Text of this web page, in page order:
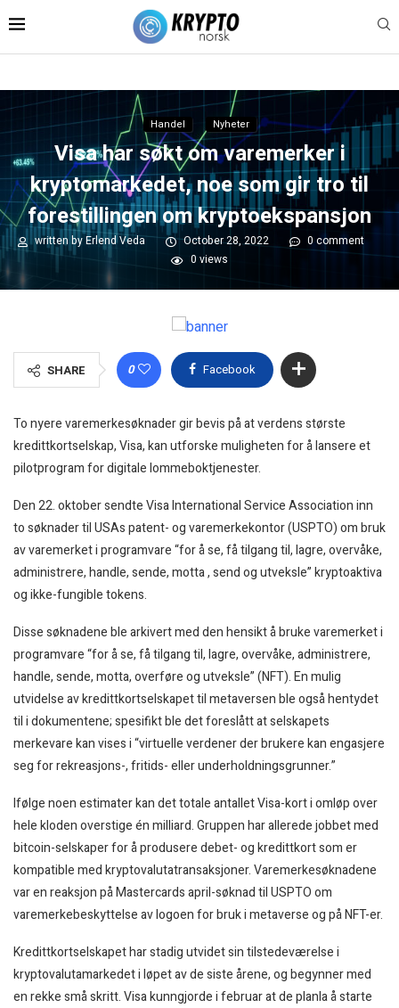
Handel Nyheter
Visa har søkt om varemerker i
kryptomarkedet, noe som gir tro til
forestillingen om kryptoekspansjon
written byErlend Veda October 28, 2022
0 comment
0 views
SHARE 0 Facebook
To nyere varemerkesøknader gir bevis på at verdens største
kredittkortselskap, Visa, kan utforske muligheten for å lansere et
pilotprogram for digitale lommeboktjenester.
Den 22. oktober sendte Visa International Service Association inn
to søknader til USAs patent- og varemerkekontor (USPTO) om bruk
av varemerket i programvare “for å se, få tilgang til, lagre, overvåke,
administrere, handle, sende, motta , send og utveksle” kryptoaktiva
og ikke-fungible tokens.
Disse søknadene ble arkivert med den hensikt å bruke varemerket i
programvare “for å se, få tilgang til, lagre, overvåke, administrere,
handle, sende, motta, overføre og utveksle” (NFT). En mulig
utvidelse av kredittkortselskapet til metaversen ble også hentydet
til i dokumentene; spesifikt ble det foreslått at selskapets
merkevare kan vises i “virtuelle verdener der brukere kan engasjere
seg for rekreasjons-, fritids- eller underholdningsgrunner.”
Ifølge noen estimater kan det totale antallet Visa-kort i omløp over
hele kloden overstige én milliard. Gruppen har allerede jobbet med
bitcoin-selskaper for å produsere debet- og kredittkort som er
kompatible med kryptovalutatransaksjoner. Varemerkesøknadene
var en reaksjon på Mastercards april-søknad til USPTO om
varemerkebeskyttelse av logoen for bruk i metaverse og på NFT-er.
Kredittkortselskapet har stadig utvidet sin tilstedeværelse i
kryptovalutamarkedet i løpet av de siste årene, og begynner med
en rekke små skritt. Visa kunngjorde i februar at de planla å starte